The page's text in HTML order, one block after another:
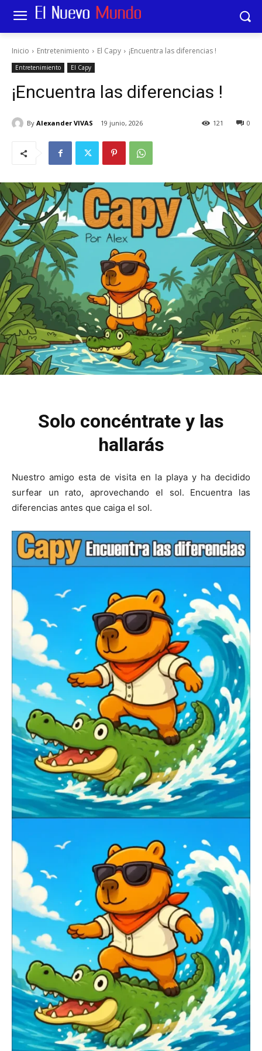
Inicio Entretenimiento El Capy ¡Encuentra las diferencias !
Entretenimiento El Capy
¡Encuentra las diferencias !
By Alexander VIVAS 19 junio, 2026 0
121
Solo concéntrate y las
hallarás
Nuestro amigo esta de visita en la playa y ha decidido
surfear un rato, aprovechando el sol. Encuentra las
diferencias antes que caiga el sol.